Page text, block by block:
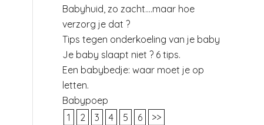
Babyhuid, zo zacht….maar hoe
verzorg je dat ?
Tips tegen onderkoeling van je baby
Je baby slaapt niet ? 6 tips.
Een babybedje: waar moet je op
letten.
Babypoep
1
2 3 4 5 6 >>